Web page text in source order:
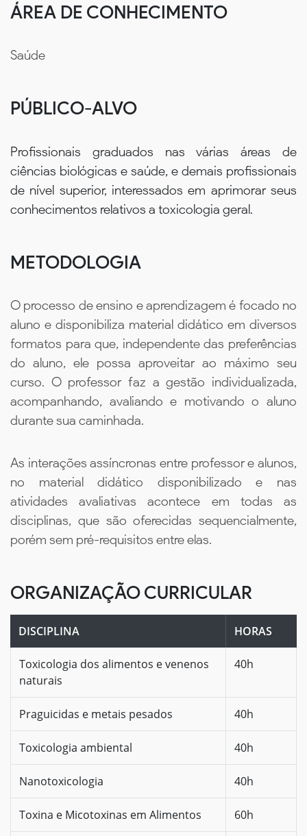
ÁREA DE CONHECIMENTO
Saúde
PÚBLICO-ALVO
Profissionais graduados nas várias áreas de
ciências biológicas e saúde, e demais profissionais
de nível superior, interessados em aprimorar seus
conhecimentos relativos a toxicologia geral.
METODOLOGIA
O processo de ensino e aprendizagem é focado no
aluno e disponibiliza material didático em diversos
formatos para que, independente das preferências
do aluno, ele possa aproveitar ao máximo seu
curso. O professor faz a gestão individualizada,
acompanhando, avaliando e motivando o aluno
durante sua caminhada.
As interações assíncronas entre professor e alunos,
no material didático disponibilizado e nas
atividades avaliativas acontece em todas as
disciplinas, que são oferecidas sequencialmente,
porém sem pré-requisitos entre elas.
ORGANIZAÇÃO CURRICULAR
DISCIPLINA HORAS
Toxicologia dos alimentos e venenos
naturais
40h
Praguicidas e metais pesados 40h
Toxicologia ambiental 40h
Nanotoxicologia 40h
Toxina e Micotoxinas em Alimentos 60h